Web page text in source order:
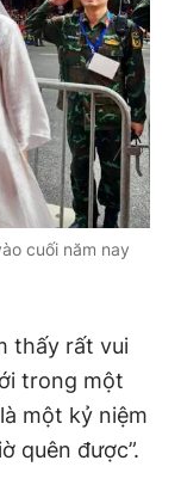
cuối năm nay
thấy rất vui
trong một
một kỷ niệm
quên được”.